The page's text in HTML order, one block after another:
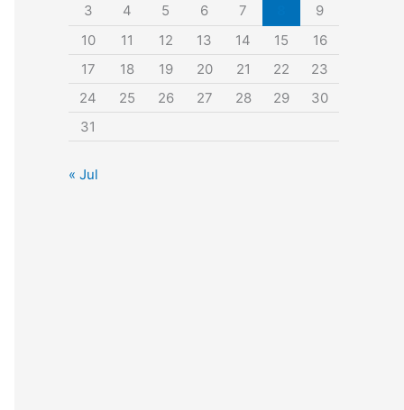
3
4 5 6 7
9
10
11 12 13 14 15
16
17
18 19 20 21 22
23
24
25 26 27 28 29
30
31
« Jul